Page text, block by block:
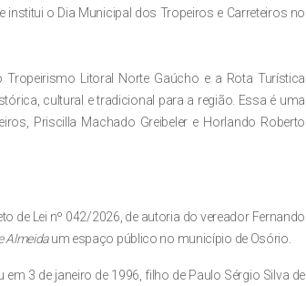
o Dia Municipal dos Tropeiros e Carreteiros no
Litoral Norte Gaúcho e a Rota Turística
cultural e tradicional para a região. Essa é uma
Priscilla Machado Greibeler e Horlando Roberto
de Lei nº 042/2026, de autoria do vereador Fernando
Almeidaum espaço público no município de Osório.
3 de janeiro de 1996, filho de Paulo Sérgio Silva de